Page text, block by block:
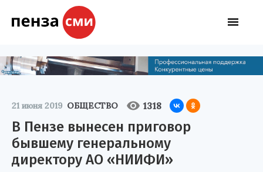
21 июня 2019 ОБЩЕСТВО 1318
В Пензе вынесен приговор
бывшему генеральному
директору АО «НИИФИ»